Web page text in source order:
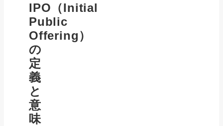
IPO（Initial
Public
Offering）
の
定
義
と
意
味